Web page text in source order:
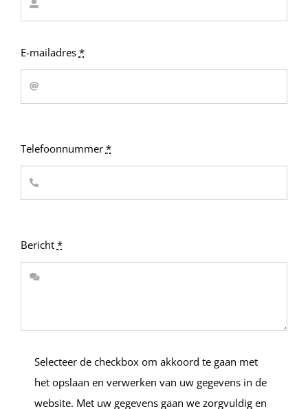
E-mailadres *
Telefoonnummer *
Bericht *
Selecteer de checkbox om akkoord te gaan met
het opslaan en verwerken van uw gegevens in de
website. Met uw gegevens gaan we zorgvuldig en